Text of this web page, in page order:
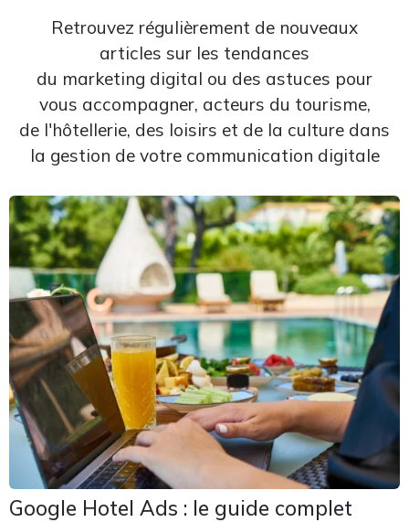
Retrouvez régulièrement de nouveaux
articles sur les tendances
du marketing digital ou des astuces pour
vous accompagner, acteurs du tourisme,
de l'hôtellerie, des loisirs et de la culture dans
la gestion de votre communication digitale
Google Hotel Ads : le guide complet